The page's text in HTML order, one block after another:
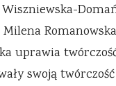
uprawia
swoją